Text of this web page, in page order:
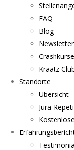
FAQ
Blog
Newsletter
Crashkurse
Kraatz Club
Standorte
Übersicht
Jura-